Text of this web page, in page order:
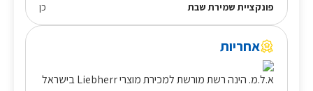
פונקציית שמירת שבת
כן
אחריות
א.ל.מ. הינה רשת מורשת למכירת מוצרי Liebherr בישראל